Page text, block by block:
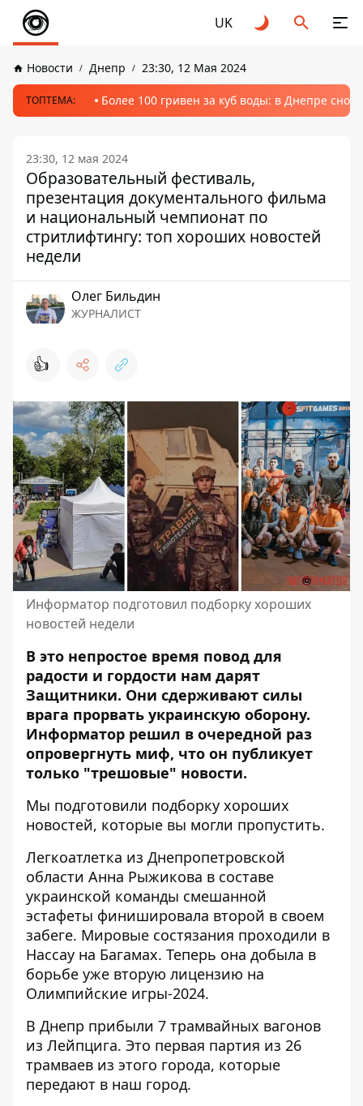
UK
Новости Днепр 23:30, 12 Мая 2024
ТОПТЕМА: Более 100 гривен за куб воды: в Днепре
23:30, 12 мая 2024
Образовательный фестиваль,
презентация документального фильма
и национальный чемпионат по
стритлифтингу: топ хороших новостей
недели
Олег Бильдин
ЖУРНАЛИСТ
👍
Информатор подготовил подборку хороших
новостей недели
В это непростое время повод для
радости и гордости нам дарят
Защитники. Они сдерживают силы
врага прорвать украинскую оборону.
Информатор решил в очередной раз
опровергнуть миф, что он публикует
только "трешовые" новости.
Мы подготовили подборку хороших
новостей, которые вы могли пропустить.
Легкоатлетка из Днепропетровской
области Анна Рыжикова в составе
украинской команды смешанной
эстафеты финишировала второй в своем
забеге. Мировые состязания проходили в
Нассау на Багамах. Теперь она добыла в
борьбе уже вторую лицензию на
Олимпийские игры-2024.
В Днепр прибыли 7 трамвайных вагонов
из Лейпцига. Это первая партия из 26
трамваев из этого города, которые
передают в наш город.